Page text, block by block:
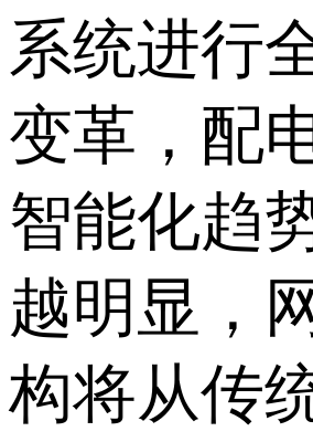
系统进行
变革，配
智能化趋
越明显，
构将从传